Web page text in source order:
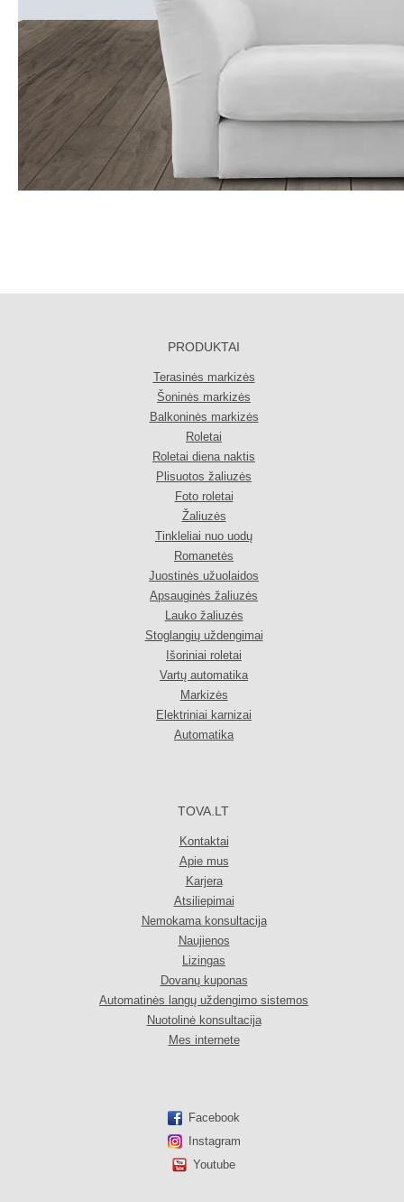
PRODUKTAI
Terasinės markizės
Šoninės markizės
Balkoninės markizės
Roletai
Roletai diena naktis
Plisuotos žaliuzės
Foto roletai
Žaliuzės
Tinkleliai nuo uodų
Romanetės
Juostinės užuolaidos
Apsauginės žaliuzės
Lauko žaliuzės
Stoglangių uždengimai
Išoriniai roletai
Vartų automatika
Markizės
Elektriniai karnizai
Automatika
TOVA.LT
Kontaktai
Apie mus
Karjera
Atsiliepimai
Nemokama konsultacija
Naujienos
Lizingas
Dovanų kuponas
Automatinės langų uždengimo sistemos
Nuotolinė konsultacija
Mes internete
Facebook
Instagram
Youtube